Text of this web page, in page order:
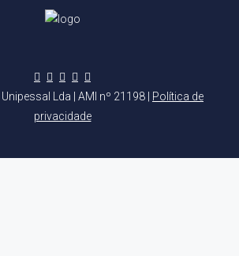
Lda | AMI nº 21198 | Política de
privacidade